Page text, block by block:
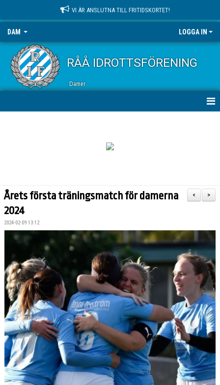
VI ÄR ANSLUTNA TILL FRITIDSKORTET!
DAM LOGGA IN
RÅÅ IDROTTSFÖRENING
Damer
TRUPPEN
BILDGALLERI
KONTAKT
>
<
Årets första träningsmatch för damerna
2024
2024-02-09 13:12